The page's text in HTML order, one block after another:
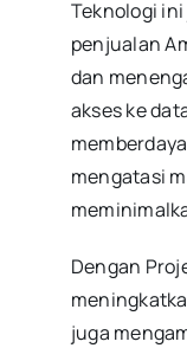
Teknologi
penjualan
dan
akses ke
mengatasi
Dengan
juga